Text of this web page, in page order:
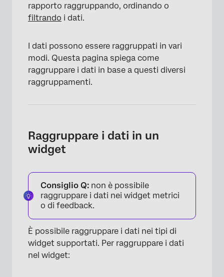
Metriche
Gerarchia aziendale
Costo del raggruppamento
rapporto raggruppando, ordinando o
filtrando i dati.
I dati possono essere raggruppati in vari
modi. Questa pagina spiega come
raggruppare i dati in base a questi diversi
raggruppamenti.
Raggruppare i dati in un
widget
Consiglio Q: non è possibile
raggruppare i dati nei widget metrici
o di feedback.
È possibile raggruppare i dati nei tipi di
widget supportati. Per raggruppare i dati
nel widget: